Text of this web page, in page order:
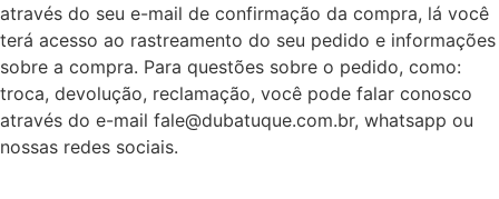
através do seu e-mail de confirmação da compra, lá você
terá acesso ao rastreamento do seu pedido e informações
sobre a compra. Para questões sobre o pedido, como:
troca, devolução, reclamação, você pode falar conosco
através do e-mail fale@dubatuque.com.br, whatsapp ou
nossas redes sociais.